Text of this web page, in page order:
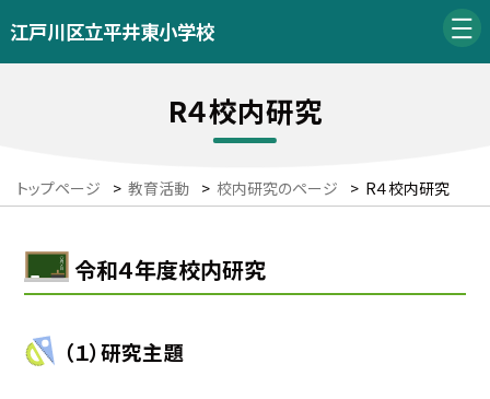
江戸川区立平井東小学校
R４校内研究
トップページ > 教育活動 > 校内研究のページ > R４校内研究
令和４年度校内研究
（１）研究主題